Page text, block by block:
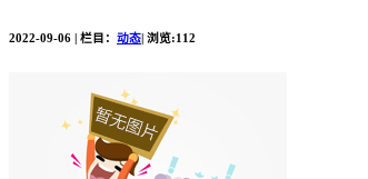
2022-09-06 | 栏目： 动态| 浏览:112